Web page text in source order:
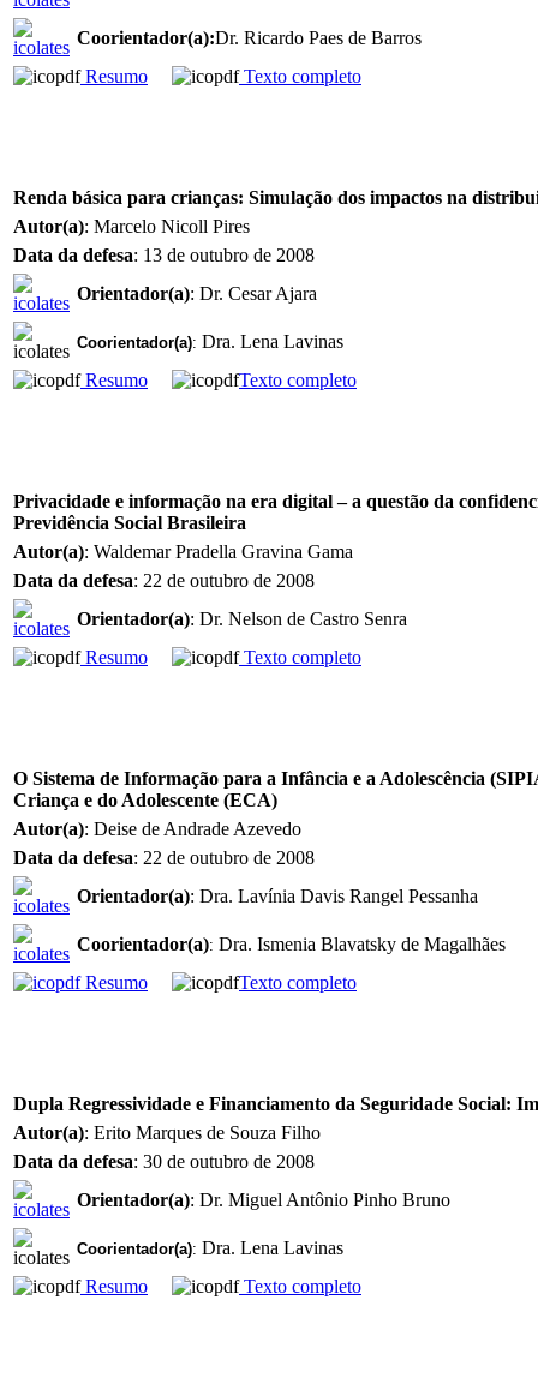
Coorientador(a):Dr. Ricardo Paes de Barros
Resumo
Texto completo
Renda básica para crianças: Simulação dos impactos na
Autor(a): Marcelo Nicoll Pires
Data da defesa: 13 de outubro de 2008
Orientador(a): Dr. Cesar Ajara
Coorientador(a): Dra. Lena Lavinas
Resumo
Texto completo
Privacidade e informação na era digital – a questão da
Previdência Social Brasileira
Autor(a): Waldemar Pradella Gravina Gama
Data da defesa: 22 de outubro de 2008
Orientador(a): Dr. Nelson de Castro Senra
Resumo
Texto completo
O Sistema de Informação para a Infância e a Adolescência
Criança e do Adolescente (ECA)
Autor(a): Deise de Andrade Azevedo
Data da defesa: 22 de outubro de 2008
Orientador(a): Dra. Lavínia Davis Rangel Pessanha
Coorientador(a): Dra. Ismenia Blavatsky de Magalhães
Resumo
Texto completo
Dupla Regressividade e Financiamento da Seguridade Social:
Autor(a): Erito Marques de Souza Filho
Data da defesa: 30 de outubro de 2008
Orientador(a): Dr. Miguel Antônio Pinho Bruno
Coorientador(a): Dra. Lena Lavinas
Resumo
Texto completo